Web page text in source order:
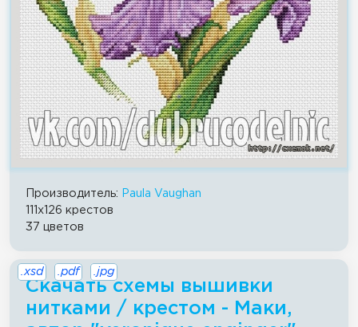
Производитель:
Paula Vaughan
111x126 крестов
37 цветов
Скачать схемы вышивки
нитками / крестом - Маки,
.xsd .pdf .jpg